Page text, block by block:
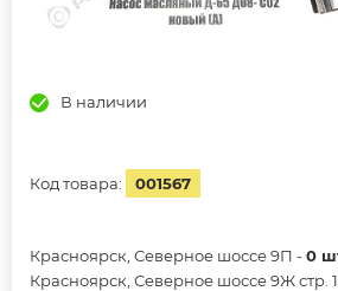
В наличии
Код товара: 001567
Красноярск, Северное шоссе 9П -0
Красноярск, Северное шоссе 9Ж стр.